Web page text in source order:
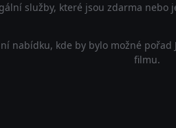
služby, které jsou zdarma nebo
nabídku, kde by bylo možné
filmu.